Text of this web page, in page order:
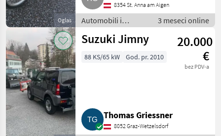
Oglas
8354 St. Anna am Aigen
Automobili i
motocikli /
Limuzine
3 meseci online
Suzuki Jimny
20.000
€
bez PDV-a
88 KS/65 kW God. pr. 2010
Thomas Griessner
8052 Graz-Wetzelsdorf